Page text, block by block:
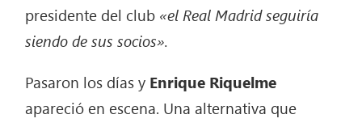
presidente del club «el Real Madrid seguiría
siendo de sus socios».
Pasaron los días y Enrique Riquelme
apareció en escena. Una alternativa que